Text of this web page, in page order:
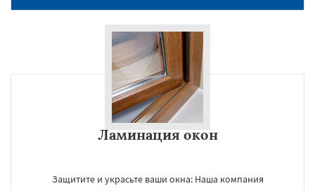
Ламинация окон
Защитите и украсьте ваши окна: Наша компания